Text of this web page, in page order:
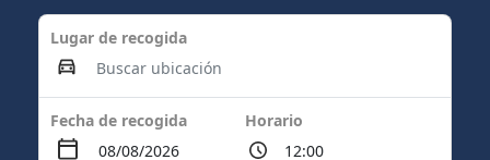
Lugar de recogida
Fecha de recogida Horario